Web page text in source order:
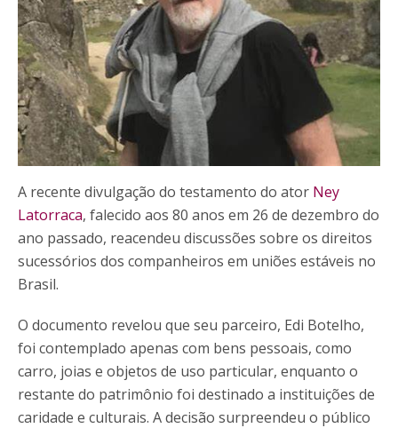
A recente divulgação do testamento do ator Ney
Latorraca, falecido aos 80 anos em 26 de dezembro do
ano passado, reacendeu discussões sobre os direitos
sucessórios dos companheiros em uniões estáveis no
Brasil.
O documento revelou que seu parceiro, Edi Botelho,
foi contemplado apenas com bens pessoais, como
carro, joias e objetos de uso particular, enquanto o
restante do patrimônio foi destinado a instituições de
caridade e culturais. A decisão surpreendeu o público